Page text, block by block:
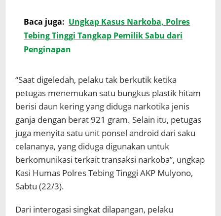
Baca juga: Ungkap Kasus Narkoba, Polres
Tebing Tinggi Tangkap Pemilik Sabu dari
Penginapan
“Saat digeledah, pelaku tak berkutik ketika
petugas menemukan satu bungkus plastik hitam
berisi daun kering yang diduga narkotika jenis
ganja dengan berat 921 gram. Selain itu, petugas
juga menyita satu unit ponsel android dari saku
celananya, yang diduga digunakan untuk
berkomunikasi terkait transaksi narkoba”, ungkap
Kasi Humas Polres Tebing Tinggi AKP Mulyono,
Sabtu (22/3).
Dari interogasi singkat dilapangan, pelaku